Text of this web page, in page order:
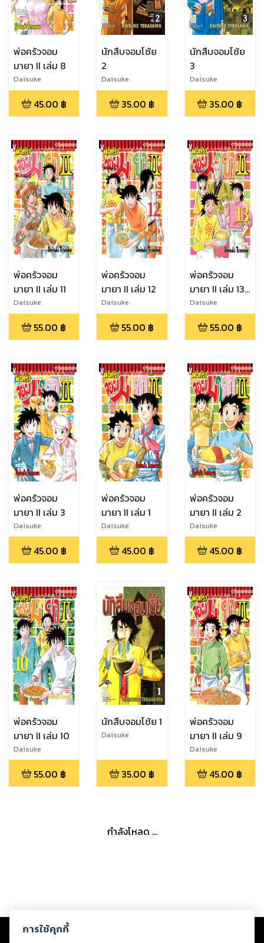
พ่อครัวจอม
มายา II เล่ม 8
Daisuke
Terasawa
45.00 ฿
นักสืบจอมโซ้ย
2
Daisuke
Terasawa
35.00 ฿
นักสืบจอมโซ้ย
3
Daisuke
Terasawa
35.00 ฿
พ่อครัวจอม
มายา II เล่ม 11
Daisuke
Terasawa
55.00 ฿
พ่อครัวจอม
มายา II เล่ม 12
Daisuke
Terasawa
55.00 ฿
พ่อครัวจอม
มายา II เล่ม 13
(จบ)
Daisuke
Terasawa
55.00 ฿
พ่อครัวจอม
มายา II เล่ม 3
Daisuke
Terasawa
45.00 ฿
พ่อครัวจอม
มายา II เล่ม 1
Daisuke
Terasawa
45.00 ฿
พ่อครัวจอม
มายา II เล่ม 2
Daisuke
Terasawa
45.00 ฿
พ่อครัวจอม
มายา II เล่ม 10
Daisuke
Terasawa
55.00 ฿
นักสืบจอมโซ้ย 1
Daisuke
35.00 ฿
พ่อครัวจอม
มายา II เล่ม 9
Daisuke
Terasawa
45.00 ฿
กำลังโหลด ...
Copyright © 2026
ต่อผลงานหรือเนื้อหาใดที่อัปโหลดผ่านเว็บไซต์และปรากฏว่าละเมิดสิทธิใน
การใช้คุกกี้